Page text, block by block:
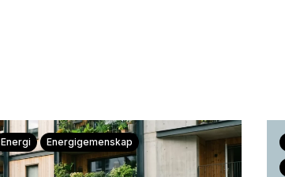
Energi Energigemenskap